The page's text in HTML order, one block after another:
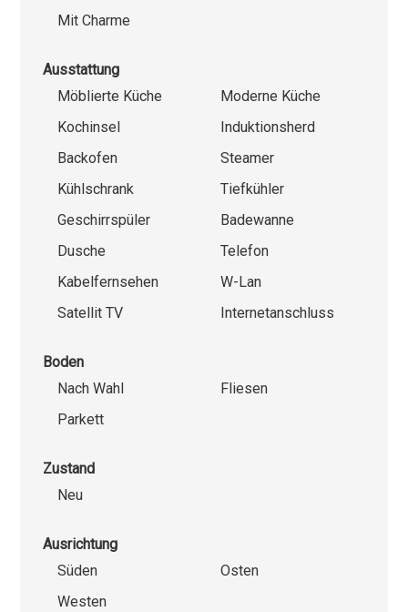
Mit Charme
Ausstattung
Möblierte Küche
Moderne Küche
Kochinsel
Induktionsherd
Backofen
Steamer
Kühlschrank
Tiefkühler
Geschirrspüler
Badewanne
Dusche
Telefon
Kabelfernsehen
W-Lan
Satellit TV
Internetanschluss
Boden
Nach Wahl
Fliesen
Parkett
Zustand
Neu
Ausrichtung
Süden
Osten
Westen